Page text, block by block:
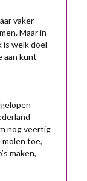
vaker
Maar in
welk doel
aan kunt
nog veertig
molen toe,
maken,